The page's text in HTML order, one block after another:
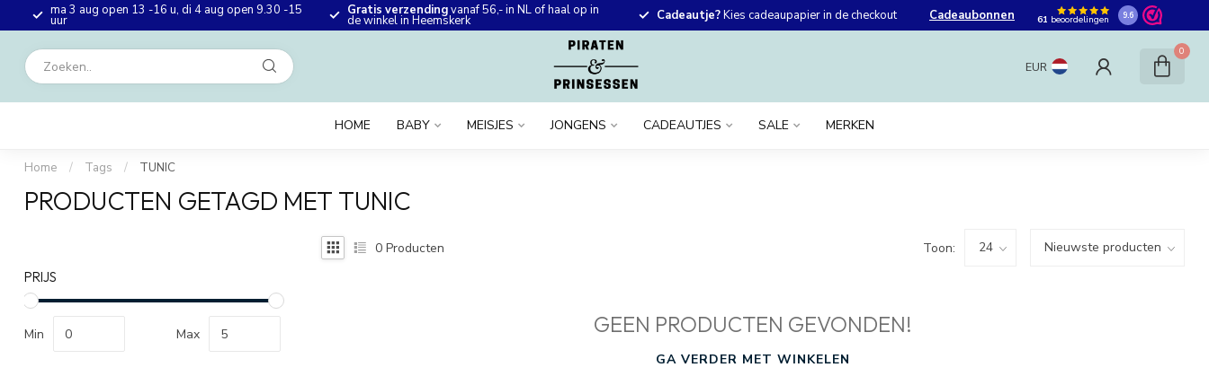
ma 3 aug open 13 -16 u, di 4 aug open 9.30 -15
uur
Gratis verzendingvanaf 56,- in NL of haal op in
de winkel in Heemskerk Cadeautje?Kies cadeaupapier in de checkout Cadeaubonnen 61 beoordelingen 9.6
EUR
0
HOME BABY MEISJES JONGENS CADEAUTJES SALE MERKEN
Home / Tags / TUNIC
PRODUCTEN GETAGD MET TUNIC
PRIJS
Min Max
0 Producten Toon:
GEEN PRODUCTEN GEVONDEN!
GA VERDER MET WINKELEN